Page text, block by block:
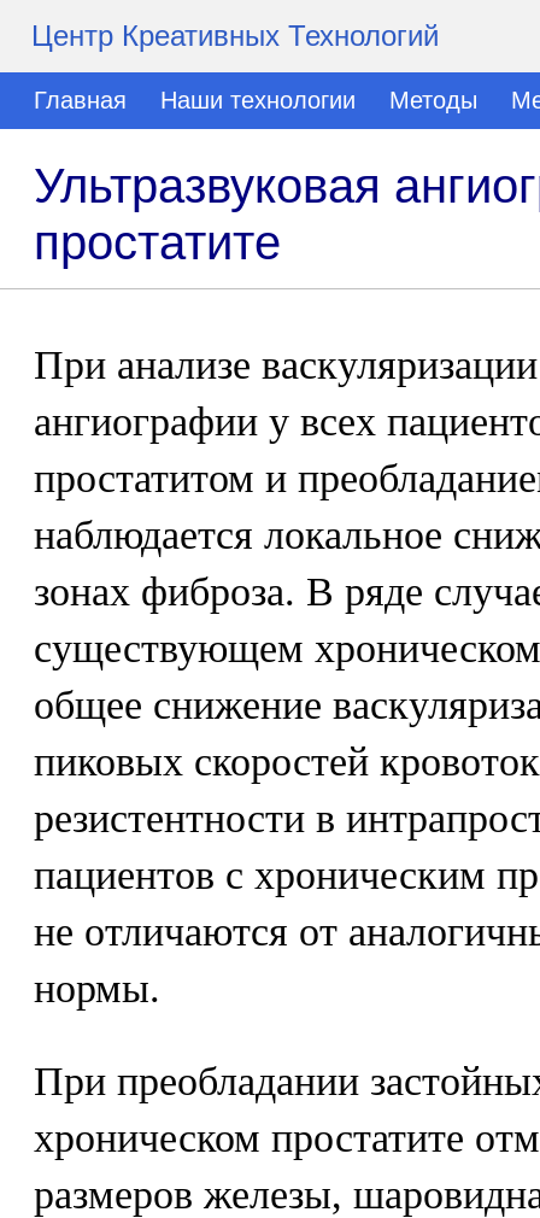
Центр Креативных Технологий
Главная Наши технологии Методы
Ультразвуковая
простатите
При анализе
ангиографии у всех
простатитом и
наблюдается локальное
зонах фиброза. В ряде
существующем хроническом
общее снижение
пиковых скоростей
резистентности в
пациентов с хроническим
не отличаются от
нормы.
При преобладании
хроническом простатите
размеров железы,